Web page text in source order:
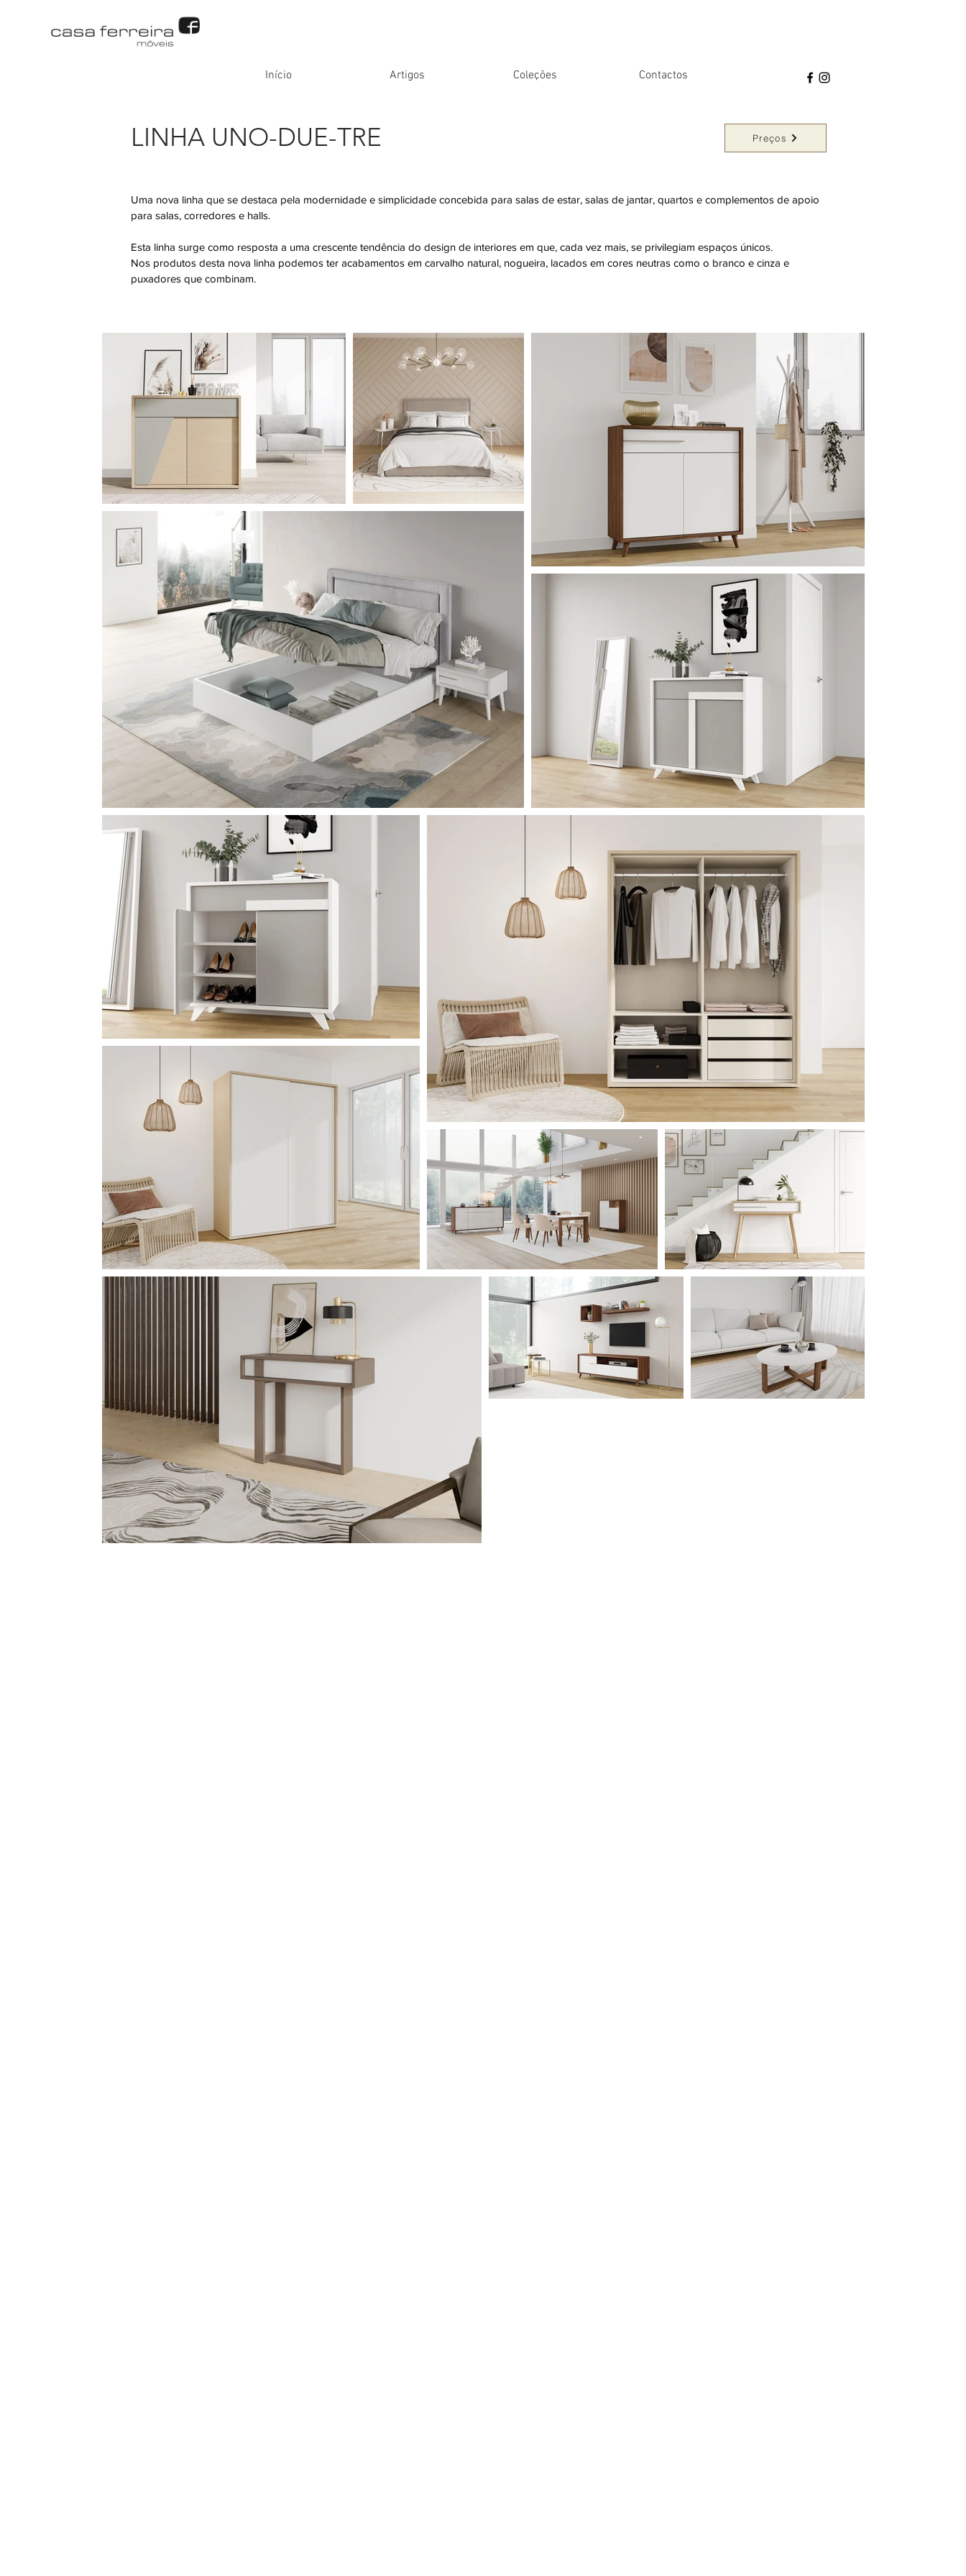
Início Artigos Coleções Contactos
LINHA UNO-DUE-TRE Preços
Uma nova linha que se destaca pela modernidade e simplicidade concebida para salas de estar, salas de jantar, quartos e complementos de apoio
para salas, corredores e halls.
Esta linha surge como resposta a uma crescente tendência do design de interiores em que, cada vez mais, se privilegiam espaços únicos.
Nos produtos desta nova linha podemos ter acabamentos em carvalho natural, nogueira, lacados em cores neutras como o branco e cinza e
puxadores que combinam.